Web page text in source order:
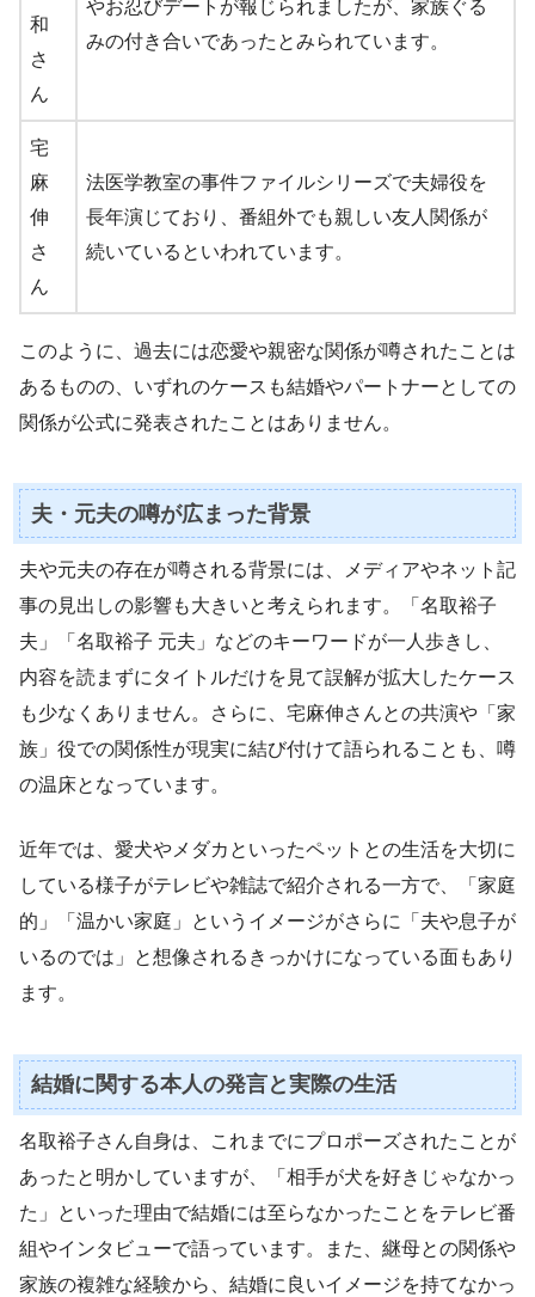
和
さ
ん
やお忍びデートが報じられましたが、家族ぐる
みの付き合いであったとみられています。
宅
麻
伸
さ
ん
法医学教室の事件ファイルシリーズで夫婦役を
長年演じており、番組外でも親しい友人関係が
続いているといわれています。
このように、過去には恋愛や親密な関係が噂されたことは
あるものの、いずれのケースも結婚やパートナーとしての
関係が公式に発表されたことはありません。
夫・元夫の噂が広まった背景
夫や元夫の存在が噂される背景には、メディアやネット記
事の見出しの影響も大きいと考えられます。「名取裕子
夫」「名取裕子 元夫」などのキーワードが一人歩きし、
内容を読まずにタイトルだけを見て誤解が拡大したケース
も少なくありません。さらに、宅麻伸さんとの共演や「家
族」役での関係性が現実に結び付けて語られることも、噂
の温床となっています。
近年では、愛犬やメダカといったペットとの生活を大切に
している様子がテレビや雑誌で紹介される一方で、「家庭
的」「温かい家庭」というイメージがさらに「夫や息子が
いるのでは」と想像されるきっかけになっている面もあり
ます。
結婚に関する本人の発言と実際の生活
名取裕子さん自身は、これまでにプロポーズされたことが
あったと明かしていますが、「相手が犬を好きじゃなかっ
た」といった理由で結婚には至らなかったことをテレビ番
組やインタビューで語っています。また、継母との関係や
家族の複雑な経験から、結婚に良いイメージを持てなかっ